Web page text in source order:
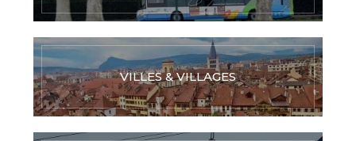
VILLES & VILLAGES